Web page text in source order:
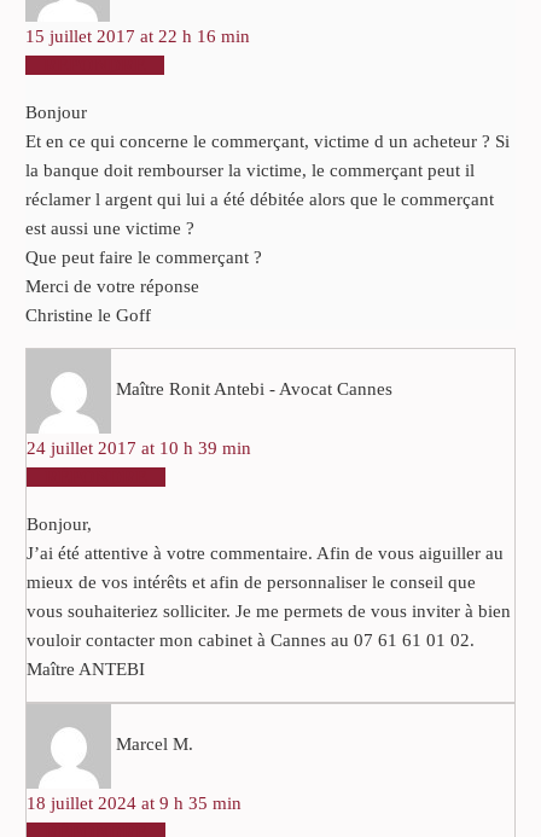
15 juillet 2017 at 22 h 16 min
Bonjour
Et en ce qui concerne le commerçant, victime d un acheteur ? Si
la banque doit rembourser la victime, le commerçant peut il
réclamer l argent qui lui a été débitée alors que le commerçant
est aussi une victime ?
Que peut faire le commerçant ?
Merci de votre réponse
Christine le Goff
Maître Ronit Antebi - Avocat Cannes
24 juillet 2017 at 10 h 39 min
Bonjour,
J’ai été attentive à votre commentaire. Afin de vous aiguiller au
mieux de vos intérêts et afin de personnaliser le conseil que
vous souhaiteriez solliciter. Je me permets de vous inviter à bien
vouloir contacter mon cabinet à Cannes au 07 61 61 01 02.
Maître ANTEBI
Marcel M.
18 juillet 2024 at 9 h 35 min